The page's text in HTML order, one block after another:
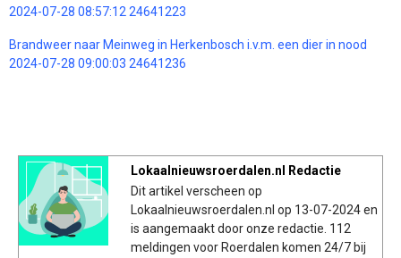
2024-07-28 08:57:12 24641223
Brandweer naar Meinweg in Herkenbosch i.v.m. een dier in nood
2024-07-28 09:00:03 24641236
Lokaalnieuwsroerdalen.nl Redactie
Dit artikel verscheen op
Lokaalnieuwsroerdalen.nl op 13-07-2024 en
is aangemaakt door onze redactie. 112
meldingen voor Roerdalen komen 24/7 bij